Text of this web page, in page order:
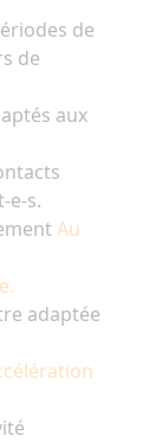
de
de
aux
e-s.
Au
adaptée